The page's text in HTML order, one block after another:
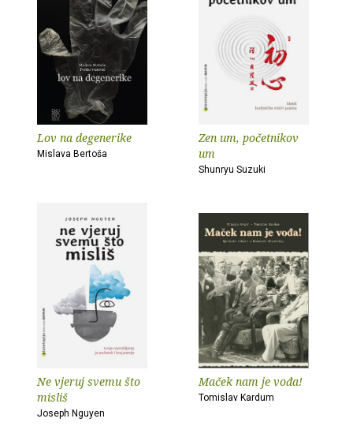
Lov na degenerike
Mislava Bertoša
Zen um, početnikov
um
Shunryu Suzuki
Ne vjeruj svemu što
misliš
Joseph Nguyen
Maček nam je vođa!
Tomislav Kardum